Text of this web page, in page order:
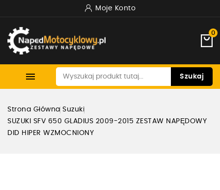
Moje Konto
0
 Szukaj
Strona Główna Suzuki
SUZUKI SFV 650 GLADIUS 2009-2015 ZESTAW NAPĘDOWY
DID HIPER WZMOCNIONY